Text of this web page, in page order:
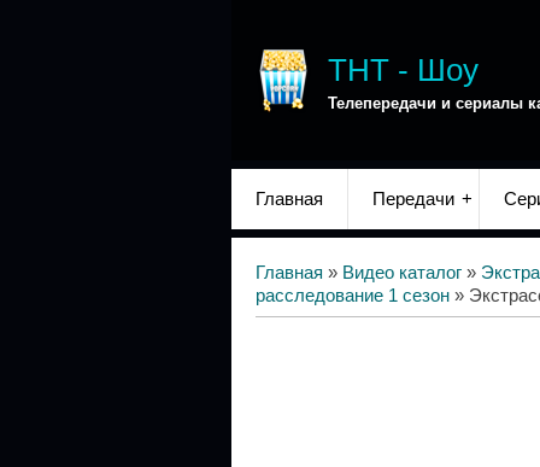
ТНТ - Шоу
Телепередачи и сериалы
Главная Передачи
Главная » Видео каталог »
расследование 1 сезон »